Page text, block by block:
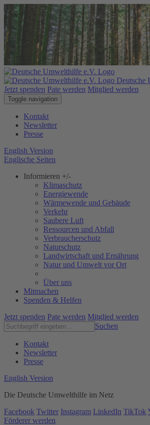
Deutsche
Jetzt spenden Pate werden Mitglied werden
Toggle navigation
Kontakt
Newsletter
Presse
English Version
Englische Seiten
Informieren +/-
Klimaschutz
Energiewende
Wärmewende und Gebäude
Verkehr
Saubere Luft
Ressourcen und Abfall
Verbraucherschutz
Naturschutz
Landwirtschaft und Ernährung
Natur und Umwelt vor Ort
Über uns
Mitmachen
Spenden & Helfen
Jetzt spenden Pate werden Mitglied werden
Suchen
Kontakt
Newsletter
Presse
English Version
Die Deutsche Umwelthilfe im Netz
Facebook Twitter Instagram LinkedIn TikTok
Förderer werden